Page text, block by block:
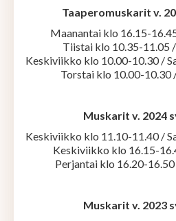
Taaperomuskarit v.
Maanantai klo 16.15-
Tiistai klo 10.35-11.05 /
Keskiviikko klo 10.00-10.30 /
Torstai klo 10.00-10.30
Muskarit v. 2024
Keskiviikko klo 11.10-11.40 /
Keskiviikko klo 16.15-
Perjantai klo 16.20-16.50
Muskarit v. 2023